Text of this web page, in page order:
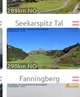
289km NO
Seekarspitz Tal
290km NO
Fanningberg